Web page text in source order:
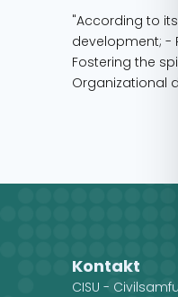
"According to
development; -
Fostering the
Organizational
Kontakt
CISU -